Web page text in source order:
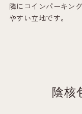
隣にコインパーキン
やすい立地です。
陰核